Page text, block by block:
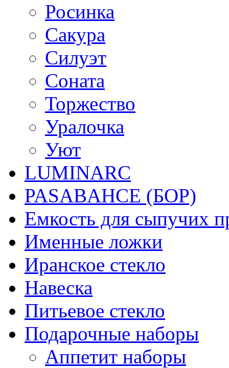
Росинка
Сакура
Силуэт
Соната
Торжество
Уралочка
Уют
LUMINARC
PASABAHCE (БОР)
Емкость для сыпучих
Именные ложки
Иранское стекло
Навеска
Питьевое стекло
Подарочные наборы
Аппетит наборы